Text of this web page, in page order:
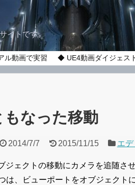
イトです。
ル動画で実習 ◆ UE4動画ダイジェス
なった移動
2014/7/7 2015/11/15 エデ
ェクトの移動にカメラを追随さ
は、ビューポートをオブジェクト